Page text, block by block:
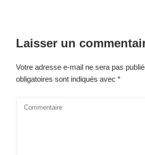
Laisser un
Votre adresse e-mail ne sera pas
obligatoires sont indiqués avec *